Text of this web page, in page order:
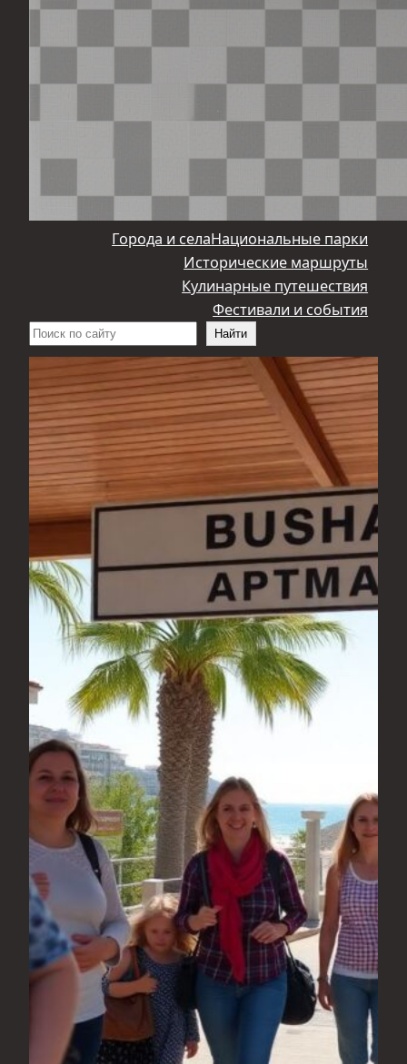
Города и селаНациональные парки
Исторические маршруты
Кулинарные путешествия
Фестивали и события
Поиск
Найти